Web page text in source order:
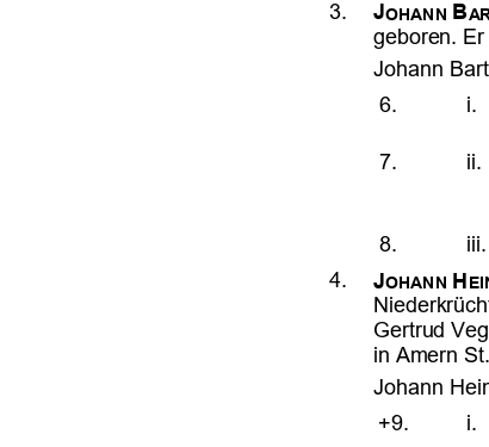
   



   
